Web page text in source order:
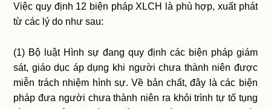
Việc quy định 12 biện pháp XLCH là phù hợp, xuất phát
từ các lý do như sau:
(1) Bộ luật Hình sự đang quy định các biện pháp giám
sát, giáo dục áp dụng khi người chưa thành niên được
miễn trách nhiệm hình sự. Về bản chất, đây là các biện
pháp đưa người chưa thành niên ra khỏi trình tự tố tụng